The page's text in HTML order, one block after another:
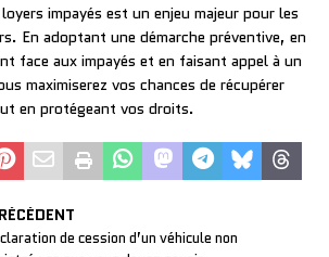
impayés est un enjeu majeur pour les
En adoptant une démarche préventive, en
face aux impayés et en faisant appel à un
maximiserez vos chances de récupérer
en protégeant vos droits.
de cession d’un véhicule non